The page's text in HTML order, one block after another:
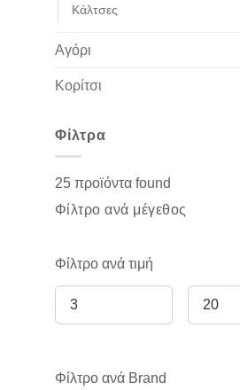
Κάλτσες
Αγόρι
Κορίτσι
Φίλτρα
25 προϊόντα found
Φίλτρο ανά μέγεθος
Φίλτρο ανά τιμή
Φίλτρο ανά Brand